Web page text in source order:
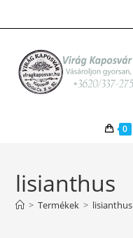
to
0
lisianthus
> Termékek > lisianthus